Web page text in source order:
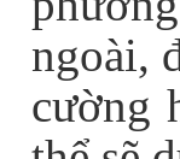
ngoài,
cường